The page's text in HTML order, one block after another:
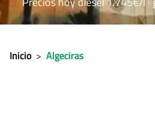
Inicio > Algeciras